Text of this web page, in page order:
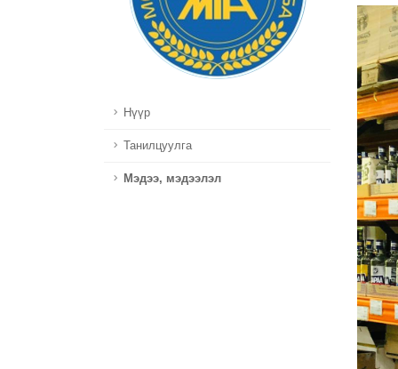
Нүүр
Танилцуулга
Мэдээ, мэдээлэл